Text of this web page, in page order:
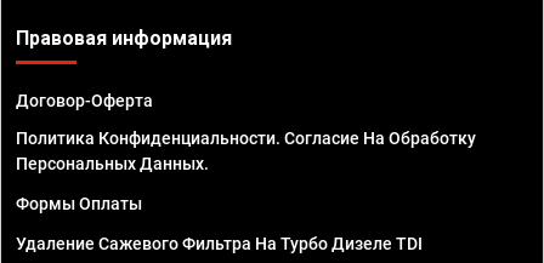
Правовая информация
Договор-Оферта
Политика Конфиденциальности. Согласие На Обработку
Персональных Данных.
Формы Оплаты
Удаление Сажевого Фильтра На Турбо Дизеле TDI